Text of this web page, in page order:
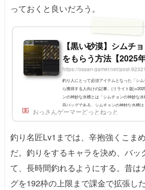
っておくと良いだろう。
【黒い砂漠】シムチ
をもらう方法【2025年
https://ossan-gamer.net/post-92321
釣り人にとって必須アイテムとなった「シ
ら獲得する人向けの記事。(リライト版
ンの神妙な水槽とは「シムチョンの神妙な
存バッグである。シムチョンの神妙な水槽
スのバッグとなっているため、より長時間放
入っている魚は、魚の価格保証期間が5倍に
長時間放置で釣りをする...
おっさんゲーマーどっとねっと
釣り名匠Lv1までは、辛抱強くこま
だ。釣りをするキャラを決め、バッ
て、長時間釣れるようにする。昔は
グを192枠の上限まで課金で拡張し